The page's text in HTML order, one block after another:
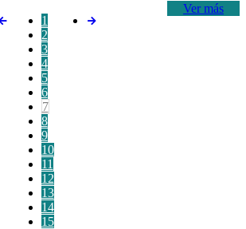
Ver más
1
2
3
4
5
6
7
8
9
10
11
12
13
14
15